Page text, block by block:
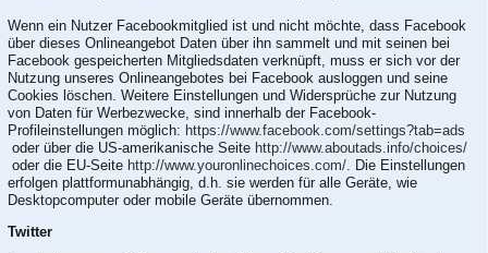
Wenn ein Nutzer Facebookmitglied ist und nicht möchte, dass Facebook
über dieses Onlineangebot Daten über ihn sammelt und mit seinen bei
Facebook gespeicherten Mitgliedsdaten verknüpft, muss er sich vor der
Nutzung unseres Onlineangebotes bei Facebook ausloggen und seine
Cookies löschen. Weitere Einstellungen und Widersprüche zur Nutzung
von Daten für Werbezwecke, sind innerhalb der Facebook-
Profileinstellungen möglich: https://www.facebook.com/settings?tab=ads
oder über die US-amerikanische Seite http://www.aboutads.info/choices/
oder die EU-Seite http://www.youronlinechoices.com/ . Die Einstellungen
erfolgen plattformunabhängig, d.h. sie werden für alle Geräte, wie
Desktopcomputer oder mobile Geräte übernommen.
Twitter